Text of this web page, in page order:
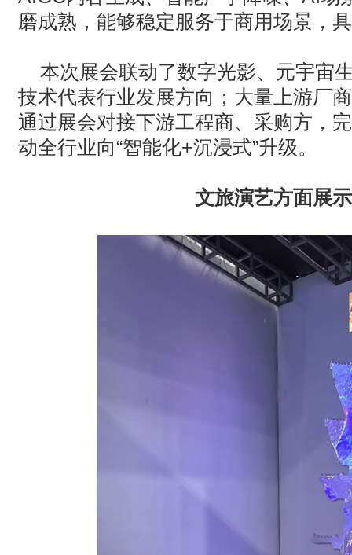
磨成熟，能够稳定服务于商用场景，
本次展会联动了数字光影、元宇宙
技术代表行业发展方向；大量上游厂
通过展会对接下游工程商、采购方，
动全行业向“智能化+沉浸式”升级。
文旅演艺方面展